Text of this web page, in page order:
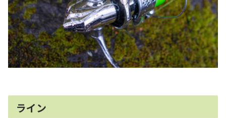
ライン